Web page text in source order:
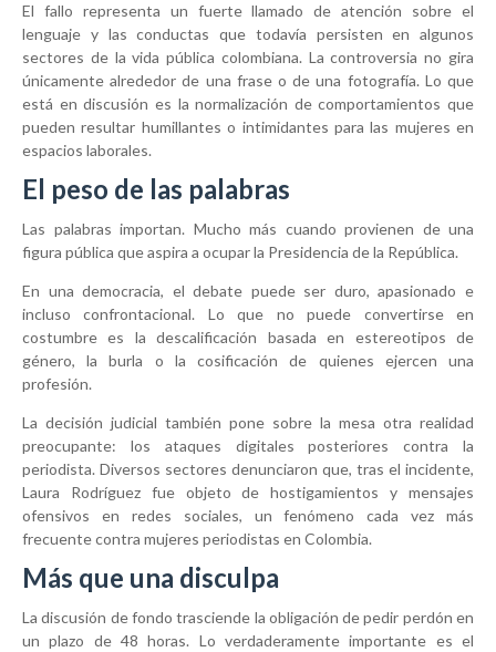
El fallo representa un fuerte llamado de atención sobre el
lenguaje y las conductas que todavía persisten en algunos
sectores de la vida pública colombiana. La controversia no gira
únicamente alrededor de una frase o de una fotografía. Lo que
está en discusión es la normalización de comportamientos que
pueden resultar humillantes o intimidantes para las mujeres en
espacios laborales.
El peso de las palabras
Las palabras importan. Mucho más cuando provienen de una
figura pública que aspira a ocupar la Presidencia de la República.
En una democracia, el debate puede ser duro, apasionado e
incluso confrontacional. Lo que no puede convertirse en
costumbre es la descalificación basada en estereotipos de
género, la burla o la cosificación de quienes ejercen una
profesión.
La decisión judicial también pone sobre la mesa otra realidad
preocupante: los ataques digitales posteriores contra la
periodista. Diversos sectores denunciaron que, tras el incidente,
Laura Rodríguez fue objeto de hostigamientos y mensajes
ofensivos en redes sociales, un fenómeno cada vez más
frecuente contra mujeres periodistas en Colombia.
Más que una disculpa
La discusión de fondo trasciende la obligación de pedir perdón en
un plazo de 48 horas. Lo verdaderamente importante es el